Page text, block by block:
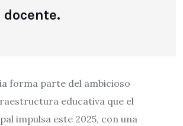
forma parte del ambicioso
educativa que el
impulsa este 2025, con una